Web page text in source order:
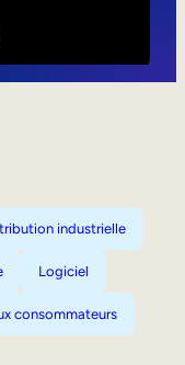
industrielle
Logiciel
consommateurs